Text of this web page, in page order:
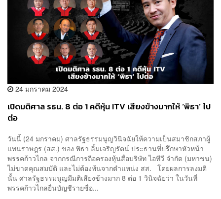
24 มกราคม 2024
เปิดมติศาล รธน. 8 ต่อ 1 คดีหุ้น ITV เสียงข้างมากให้ ‘พิธา’ ไป
ต่อ
วันนี้ (24 มกราคม) ศาลรัฐธรรมนูญวินิจฉัยให้ความเป็นสมาชิกสภาผู้
แทนราษฎร (สส.) ของ พิธา ลิ้มเจริญรัตน์ ประธานที่ปรึกษาหัวหน้า
พรรคก้าวไกล จากกรณีการถือครองหุ้นสื่อบริษัท ไอทีวี จำกัด (มหาชน)
ไม่ขาดคุณสมบัติ และไม่ต้องพ้นจากตำแหน่ง สส. โดยผลการลงมติ
นั้น ศาลรัฐธรรมนูญมีมติเสียงข้างมาก 8 ต่อ 1 วินิจฉัยว่า ในวันที่
พรรคก้าวไกลยื่นบัญชีรายชื่อ...